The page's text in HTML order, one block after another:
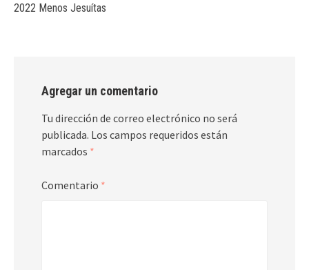
2022 Menos Jesuítas
Agregar un comentario
Tu dirección de correo electrónico no será
publicada. Los campos requeridos están
marcados *
Comentario *